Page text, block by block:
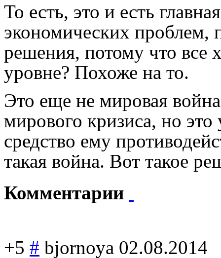
То есть, это и есть
экономических проблем,
решения, потому что все
уровне? Похоже на то.
Это еще не мировая
мирового кризиса, но
средство ему
такая война. Вот такое
Комментарии
+5 # bjornoya 02.08.2014